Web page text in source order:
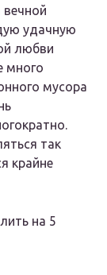
вечной
удачную
любви
много
мусора
так
крайне
на 5